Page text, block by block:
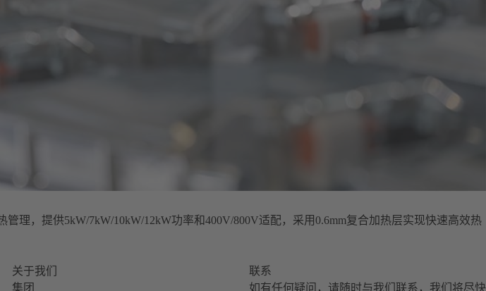
理，提供5kW/7kW/10kW/12kW功率和400V/800V适配，采用0.6mm复合加热层实现快速高效热
关于我们
集团
联系
如有任何疑问，请随时与我们联系，我们将尽快